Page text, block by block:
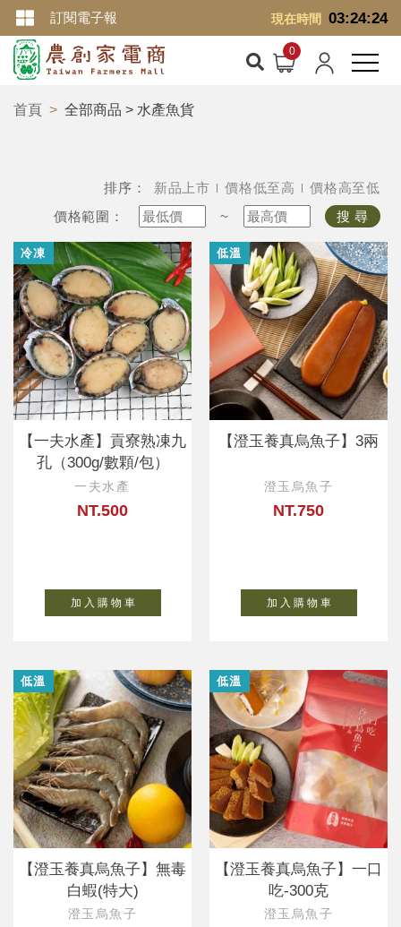
現在時間 03:24:25
訂閱電子報
首頁 全部商品 > 水產魚貨
排序： 新品上市 價格低至高
價格高至低
價格範圍：
~ 搜 尋
冷凍
【一夫水產】貢寮熟凍九
孔（300g/數顆/包）
一夫水產
NT.500
加 入 購 物 車
低溫
【澄玉養真烏魚子】3兩
澄玉烏魚子
NT.750
加 入 購 物 車
低溫
【澄玉養真烏魚子】無毒
白蝦(特大)
澄玉烏魚子
低溫
【澄玉養真烏魚子】一口
吃-300克
澄玉烏魚子